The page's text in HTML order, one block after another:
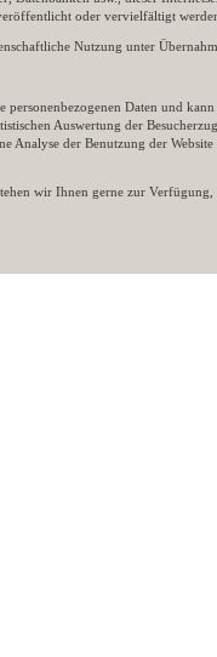
oder vervielfältigt
Nutzung unter
personenbezogenen Daten und
Auswertung der
Analyse der Benutzung der
wir Ihnen gerne zur